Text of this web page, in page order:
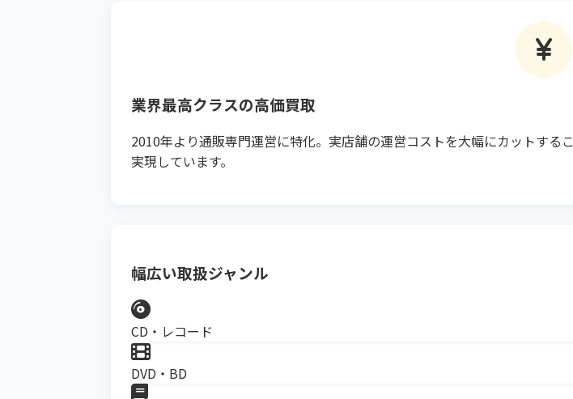
業界最高クラスの高価買取
2010年より通販専門運営に特化。実店舗の運営コストを大幅にカットす
実現しています。
幅広い取扱ジャンル
CD・レコード
DVD・BD